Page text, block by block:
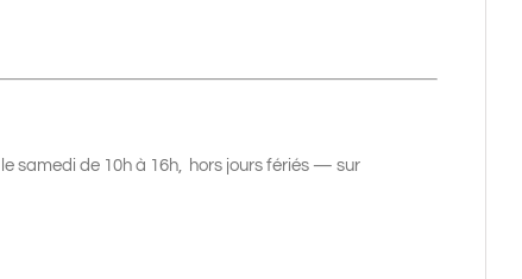
samedi de 10h à 16h, hors jours fériés — sur